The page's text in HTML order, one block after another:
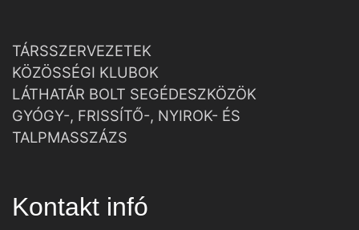
TÁRSSZERVEZETEK
KÖZÖSSÉGI KLUBOK
LÁTHATÁR BOLT SEGÉDESZKÖZÖK
GYÓGY-, FRISSÍTŐ-, NYIROK- ÉS
TALPMASSZÁZS
Kontakt infó